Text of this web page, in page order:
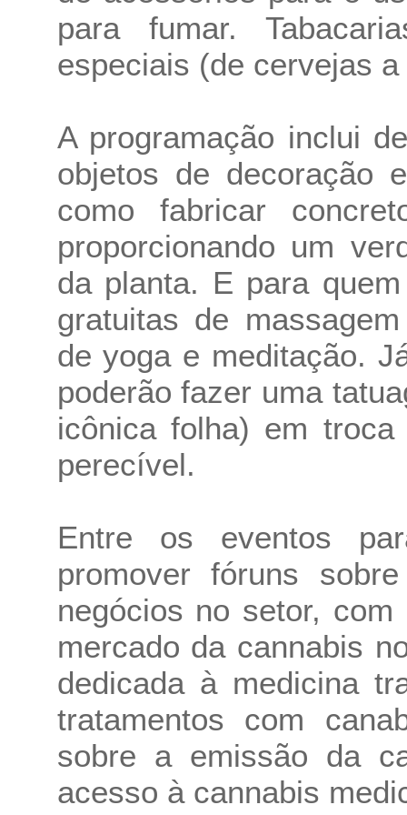
para fumar.
especiais (de cervejas
A programação inclui
objetos de decoração
como fabricar
proporcionando um
da planta. E para
gratuitas de
de yoga e meditação.
poderão fazer uma
icônica folha) em
perecível.
Entre os eventos
promover fóruns
negócios no setor,
mercado da cannabis
dedicada à medicina
tratamentos com
sobre a emissão da
acesso à cannabis